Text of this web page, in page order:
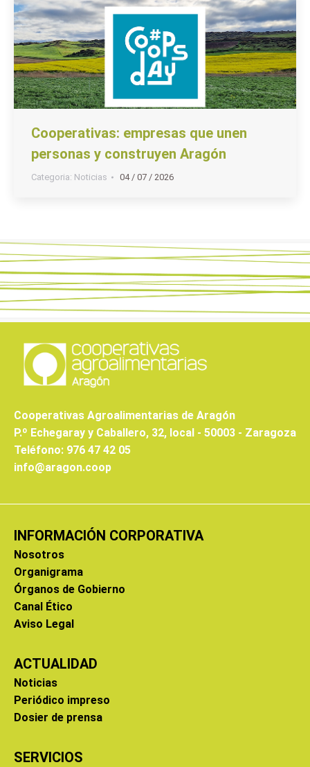
Cooperativas: empresas que unen
personas y construyen Aragón
Categoria: Noticias 04 / 07 / 2026
Cooperativas Agroalimentarias de Aragón
P.º Echegaray y Caballero, 32, local - 50003 - Zaragoza
Teléfono: 976 47 42 05
info@aragon.coop
INFORMACIÓN CORPORATIVA
Nosotros
Organigrama
Órganos de Gobierno
Canal Ético
Aviso Legal
ACTUALIDAD
Noticias
Periódico impreso
Dosier de prensa
SERVICIOS